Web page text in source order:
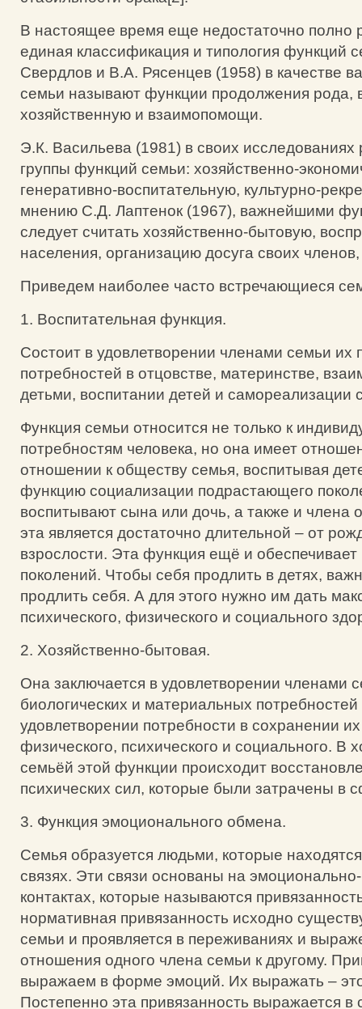
В настоящее время еще недостаточно полно
единая классификация и типология функций
Свердлов и В.А. Рясенцев (1958) в качестве
семьи называют функции продолжения рода,
хозяйственную и взаимопомощи.
Э.К. Васильева (1981) в своих исследованиях
группы функций семьи: хозяйственно-
генеративно-воспитательную, культурно-
мнению С.Д. Лаптенок (1967), важнейшими
следует считать хозяйственно-бытовую,
населения, организацию досуга своих
Приведем наиболее часто встречающиеся
1. Воспитательная функция.
Состоит в удовлетворении членами семьи их
потребностей в отцовстве, материнстве,
детьми, воспитании детей и самореализации
Функция семьи относится не только к
потребностям человека, но она имеет
отношении к обществу семья, воспитывая
функцию социализации подрастающего
воспитывают сына или дочь, а также и члена
эта является достаточно длительной – от
взрослости. Эта функция ещё и обеспечивает
поколений. Чтобы себя продлить в детях,
продлить себя. А для этого нужно им дать
психического, физического и социального
2. Хозяйственно-бытовая.
Она заключается в удовлетворении членами
биологических и материальных потребностей
удовлетворении потребности в сохранении
физического, психического и социального. В
семьёй этой функции происходит
психических сил, которые были затрачены в
3. Функция эмоционального обмена.
Семья образуется людьми, которые
связях. Эти связи основаны на
контактах, которые называются
нормативная привязанность исходно
семьи и проявляется в переживаниях и
отношения одного члена семьи к другому.
выражаем в форме эмоций. Их выражать –
Постепенно эта привязанность выражается в